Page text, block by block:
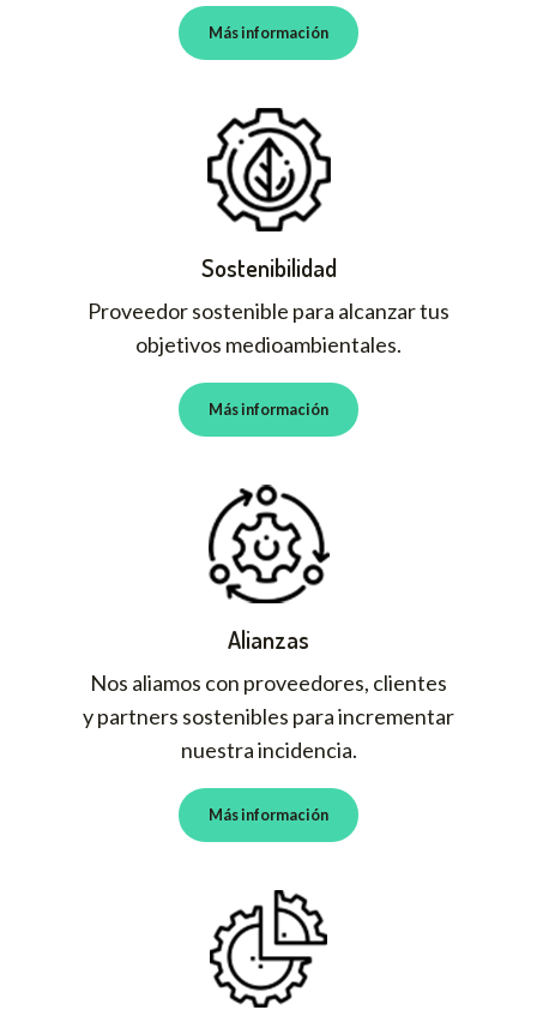
Más información
Sostenibilidad
Proveedor sostenible para alcanzar tus
objetivos medioambientales.
Más información
Alianzas
Nos aliamos con proveedores, clientes
y partners sostenibles para incrementar
nuestra incidencia.
Más información